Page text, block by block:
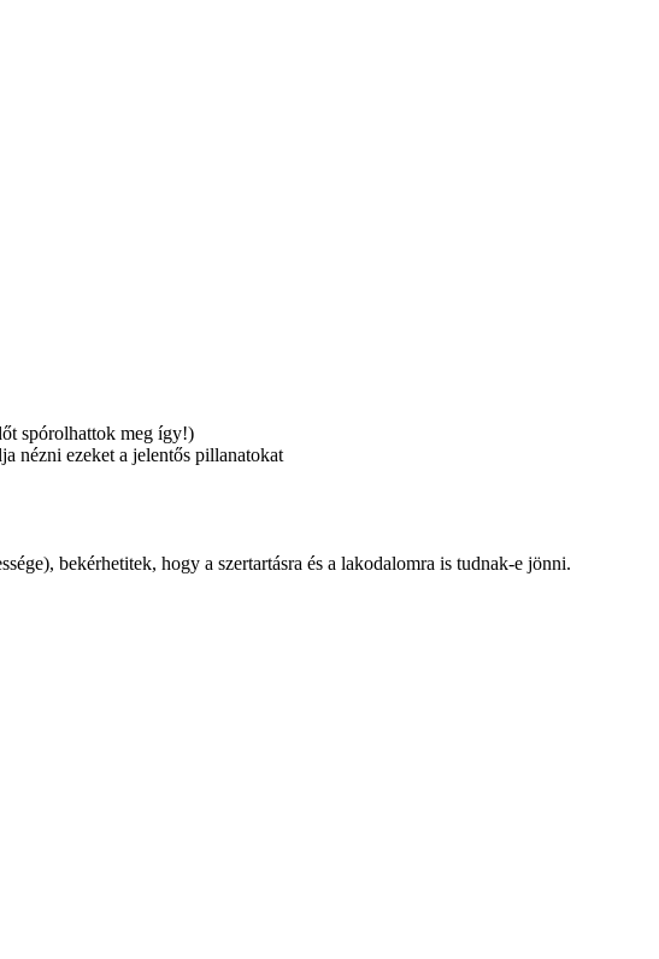
spórolhattok meg így!)
nézni ezeket a jelentős pillanatokat
bekérhetitek, hogy a szertartásra és a lakodalomra is tudnak-e jönni.